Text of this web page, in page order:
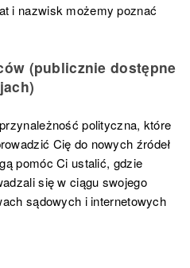
i nazwisk możemy poznać
(publicznie dostępne
polityczna, które
Cię do nowych źródeł
pomóc Ci ustalić, gdzie
się w ciągu swojego
sądowych i internetowych